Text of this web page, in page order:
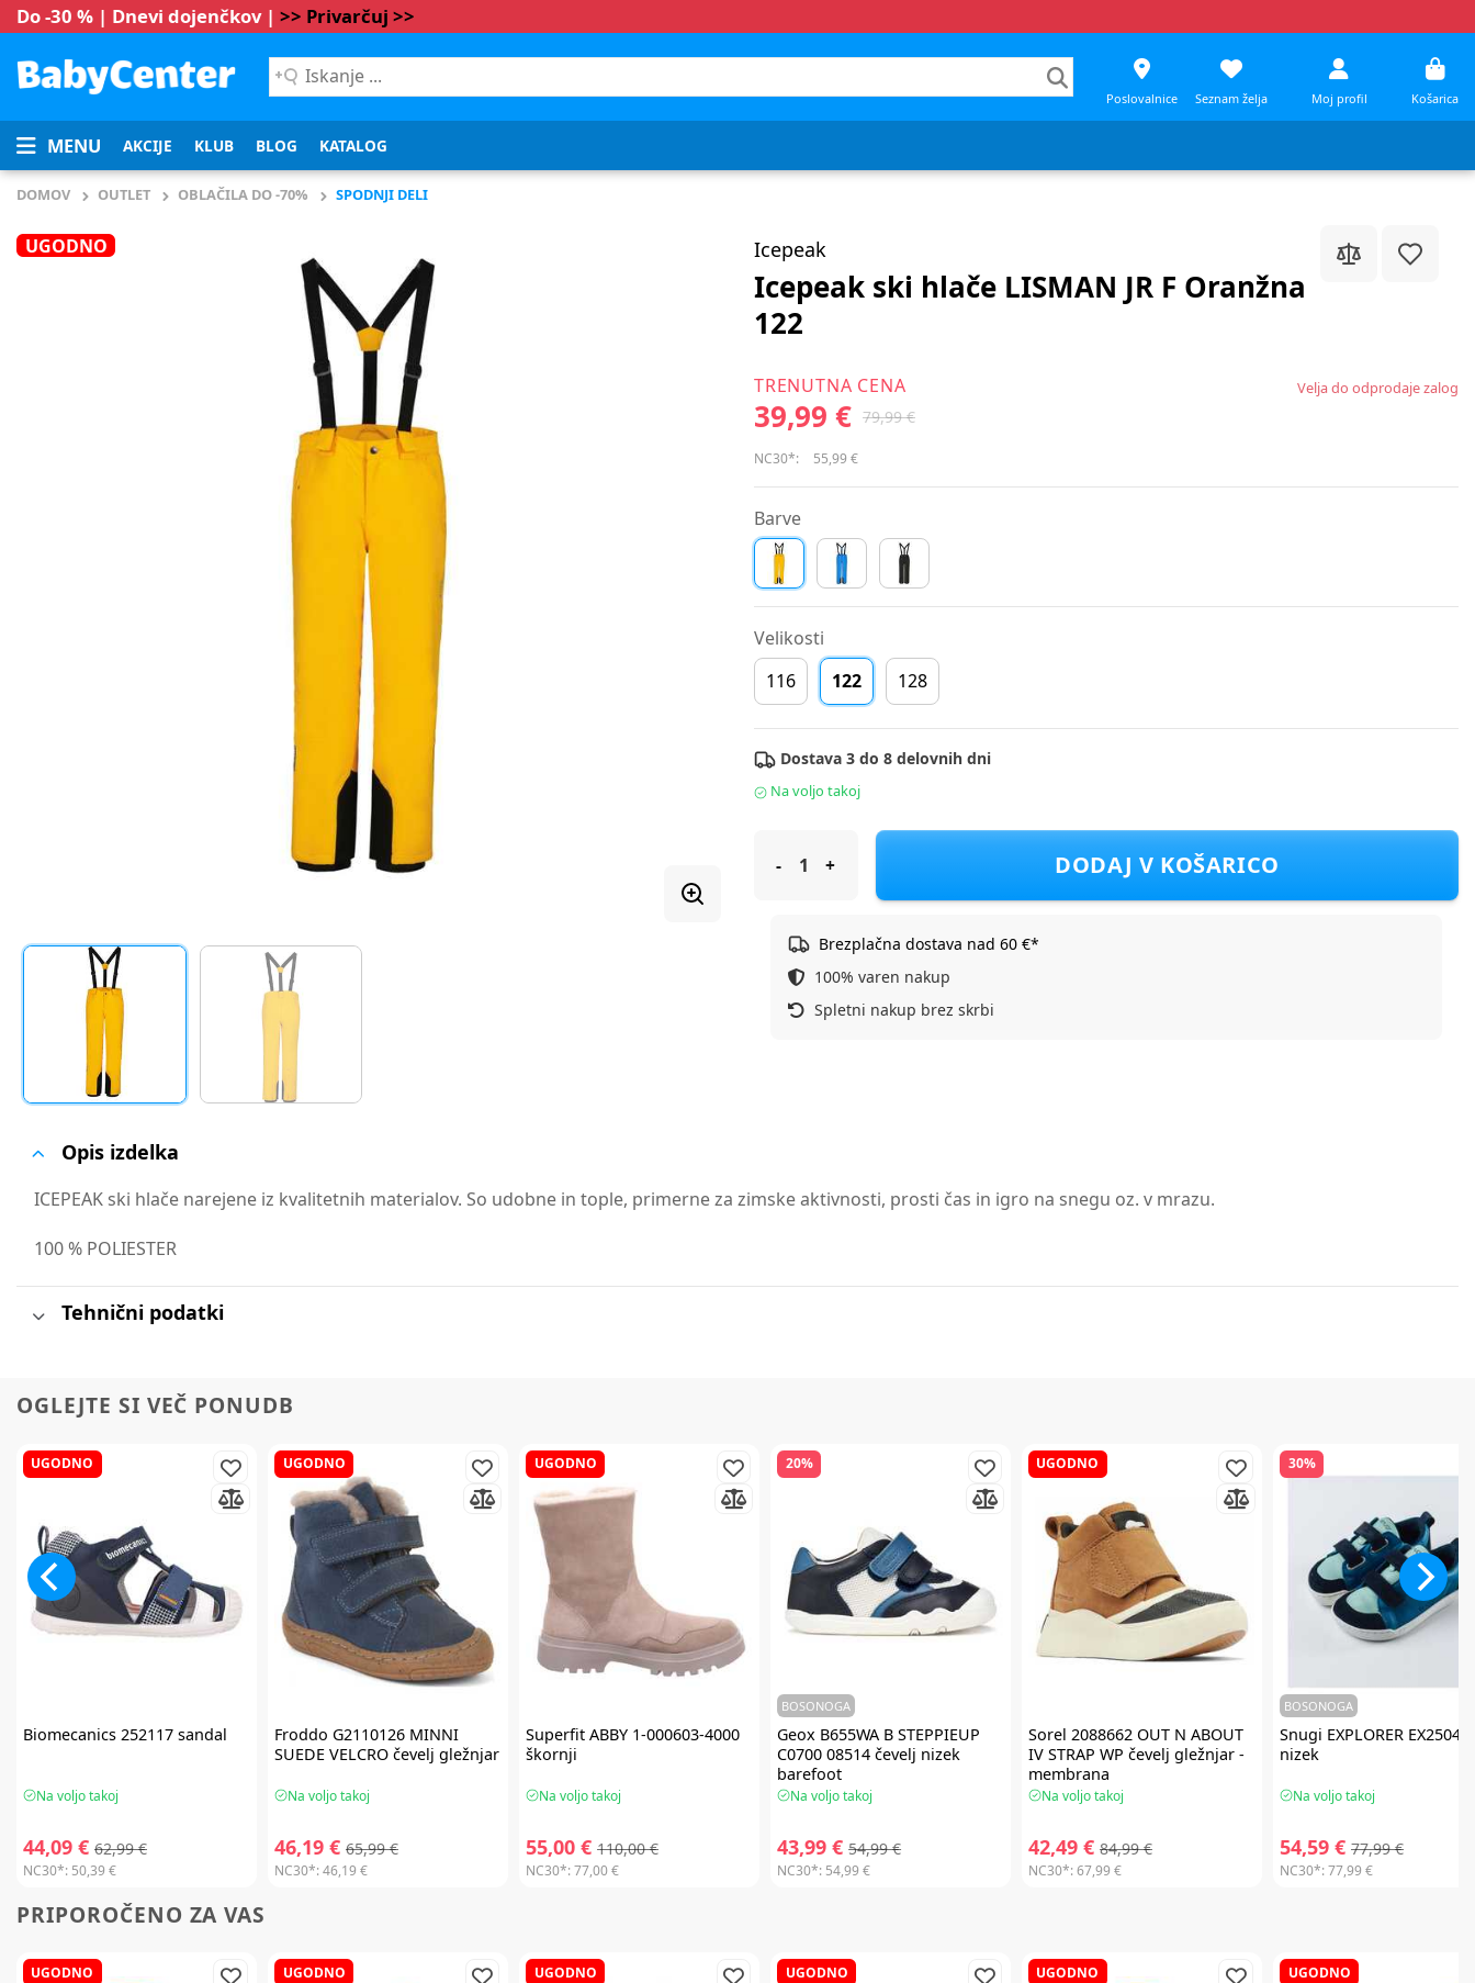
Do -30 % | Dnevi dojenčkov | >> Privarčuj >>
Iskanje
...
Poslovalnice Seznam želja Moj profil Košarica
MENU AKCIJE KLUB BLOG KATALOG
DOMOV OUTLET OBLAČILA DO -70% SPODNJI DELI
UGODNO Icepeak
Icepeak ski hlače LISMAN JR F Oranžna
122
TRENUTNA CENA
39,99 € 79,99 €
Velja do odprodaje zalog
NC30*: 55,99 €
Barve
Velikosti
116
122 128
Dostava 3 do 8 delovnih dni
Na voljo takoj
Icepeak ski hlače LISMAN JR F Oranžna 122
DODAJ V KOŠARICO
Brezplačna dostava nad 60 €*
100% varen nakup
Spletni nakup brez skrbi
Opis izdelka
ICEPEAK ski hlače narejene iz kvalitetnih materialov. So udobne in tople, primerne za zimske aktivnosti, prosti čas in igro na snegu oz. v mrazu.
100 % POLIESTER
Tehnični podatki
OGLEJTE SI VEČ PONUDB
UGODNO
Biomecanics252117 sandal
Na voljo takoj
44,09 € 62,99 €
NC30*: 50,39 €
UGODNO
Froddo G2110126 MINNI
SUEDE VELCRO čevelj gležnjar
Na voljo takoj
46,19 € 65,99 €
NC30*:46,19 €
UGODNO
Superfit ABBY 1-000603-4000
škornji
Na voljo takoj
55,00 € 110,00 €
NC30*:77,00 €
20%
BOSONOGA
Geox B655WA B STEPPIEUP
C0700 08514 čevelj nizek
barefoot
Na voljo takoj
43,99 € 54,99 €
NC30*: 54,99 €
UGODNO
Sorel 2088662 OUT N ABOUT
IV STRAP WP čevelj gležnjar -
membrana
Na voljo takoj
42,49 € 84,99 €
NC30*:67,99 €
30%
BOSONOGA
Snugi EXPLORER EX2504
nizek
Na voljo takoj
54,59 € 77,99 €
NC30*:77,99 €
PRIPOROČENO ZA VAS
UGODNO UGODNO UGODNO UGODNO UGODNO UGODNO